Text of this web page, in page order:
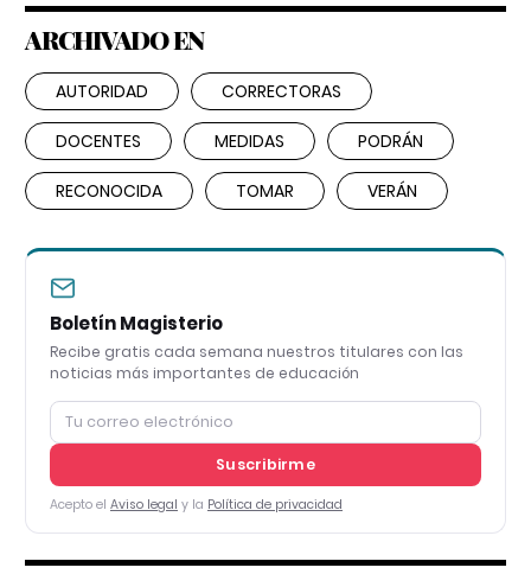
ARCHIVADO EN
AUTORIDAD CORRECTORAS
DOCENTES MEDIDAS PODRÁN
RECONOCIDA TOMAR VERÁN
Boletín Magisterio
Recibe gratis cada semana nuestros titulares con las
noticias más importantes de educación
Suscribirme
Acepto el Aviso legal y la Política de privacidad